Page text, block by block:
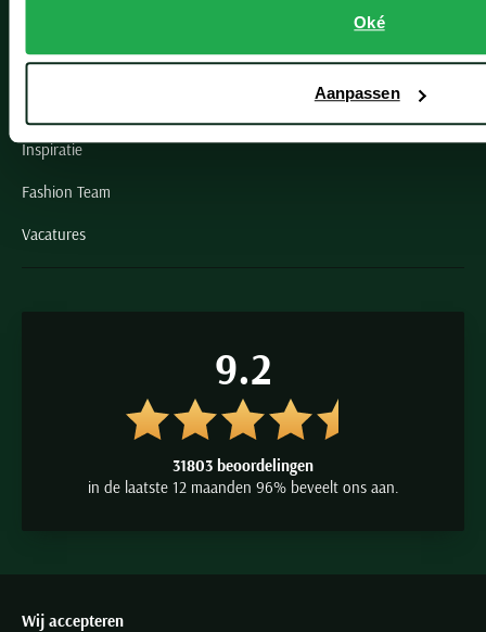
Oké
Aanpassen
Paul & Shark specialist
Inspiratie
Fashion Team
Vacatures
9.2
31803 beoordelingen
in de laatste 12 maanden 96% beveelt ons aan.
Wij accepteren